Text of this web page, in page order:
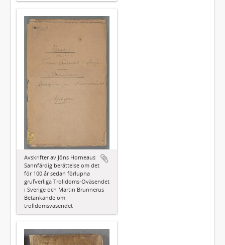
Avskrifter av Jöns Horneaus
Sannfärdig berättelse om det
för 100 år sedan förlupna
grufverliga Trolldoms-Oväsendet
i Sverige och Martin Brunnerus
Betänkande om
trolldomsväsendet